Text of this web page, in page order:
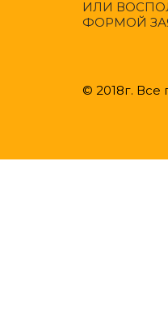
ИЛИ
ФОРМОЙ
© 2018г.